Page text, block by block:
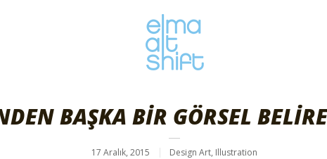
BAŞKA BİR GÖRSEL
17 Aralık, 2015 Design Art, Illustration